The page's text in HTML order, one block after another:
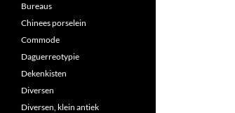
Bureaus
Chinees porselein
Commode
Daguerreotypie
Dekenkisten
Diversen
Diversen, klein antiek